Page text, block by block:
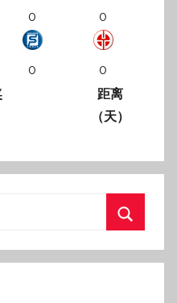
0 0
0
0
距离
（天）